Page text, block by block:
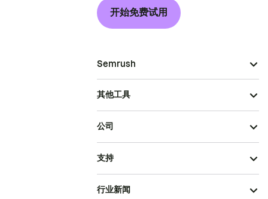
开始免费试用
Semrush
其他工具
公司
支持
行业新闻